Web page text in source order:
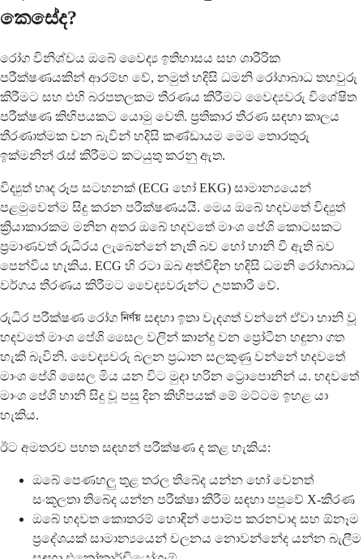
කෙසේද?
රෝග විනිශ්චය ඔබේ වෛද්‍ය ඉතිහාසය සහ ශාරීරික
පරීක්ෂණයකින් ආරම්භ වේ, නමුත් හදිසි ධමනි රෝගාබාධ තහවුරු
කිරීමට සහ එහි බරපතලකම තීරණය කිරීමට වෛද්‍යවරු විශේෂිත
පරීක්ෂණ කිහිපයකට යොමු වෙති. ප්‍රතිකාර තීරණ සඳහා කාලය
තීරණාත්මක වන බැවින් හදිසි කණ්ඩායම මෙම තොරතුරු
ඉක්මනින් රැස් කිරීමට කටයුතු කරනු ඇත.
විද්‍යුත් හෘද රූප සටහනක් (ECG හෝ EKG) සාමාන්‍යයෙන්
පළමුවෙන්ම සිදු කරන පරීක්ෂණයයි. මෙය ඔබේ හදවතේ විද්‍යුත්
ක්‍රියාකාරකම මනින අතර ඔබේ හදවතේ මාංශ පේශි කොටසකට
ප්‍රමාණවත් රුධිරය ලැබෙන්නේ නැති බව හෝ හානි වී ඇති බව
පෙන්විය හැකිය. ECG හි රටා ඔබ අත්විඳින හදිසි ධමනි රෝගාබාධ
වර්ගය තීරණය කිරීමට වෛද්‍යවරුන්ට උපකාරී වේ.
රුධිර පරීක්ෂණ රෝග নির্ণয় සඳහා ඉතා වැදගත් වන්නේ ඒවා හානි වූ
හදවතේ මාංශ පේශි සෛල වලින් කාන්දු වන ප්‍රෝටීන හඳුනා ගත
හැකි බැවිනි. වෛද්‍යවරු බලන ප්‍රධාන සලකුණු වන්නේ හදවතේ
මාංශ පේශි සෛල මිය යන විට මුදා හරින ට්‍රොපොනින් ය. හදවතේ
මාංශ පේශි හානි සිදු වූ පසු දින කිහිපයක් මේ මට්ටම ඉහළ යා
හැකිය.
ඊට අමතරව පහත සඳහන් පරීක්ෂණ ද කළ හැකිය:
ඔබේ පෙණහලු තුළ තරල තිබේද යන්න හෝ වෙනත්
සංකූලතා තිබේද යන්න පරීක්ෂා කිරීම සඳහා පපුවේ X-කිරණ
ඔබේ හදවත කොතරම් හොඳින් පොම්ප කරනවාද සහ ඕනෑම
ප්‍රදේශයක් සාමාන්‍යයෙන් චලනය නොවන්නේද යන්න බැලීම